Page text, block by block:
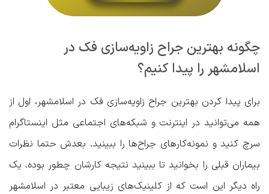
چگونه بهترین جراح زاویه‌سازی فک در
اسلامشهر را پیدا کنیم؟
برای پیدا کردن بهترین جراح زاویه‌سازی فک در اسلامشهر، اول از
همه می‌توانید در اینترنت و شبکه‌های اجتماعی مثل اینستاگرام
سرچ کنید و نمونه‌کارهای جراح‌ها را ببینید. بعدش حتما نظرات
بیماران قبلی را بخوانید تا ببینید نتیجه کارشان چطور بوده. یک
راه دیگر این است که از کلینیک‌های زیبایی معتبر در اسلامشهر